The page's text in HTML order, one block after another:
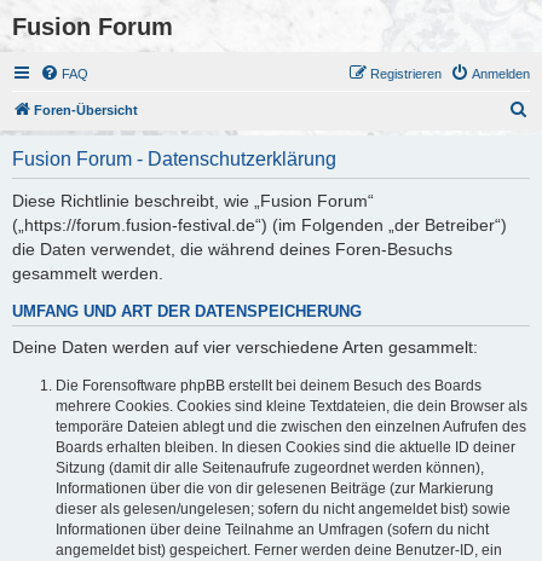
Fusion Forum
FAQ Anmelden
Registrieren
Foren-Übersicht
Fusion Forum - Datenschutzerklärung
Diese Richtlinie beschreibt, wie „Fusion Forum“
(„https://forum.fusion-festival.de“) (im Folgenden „der Betreiber“)
die Daten verwendet, die während deines Foren-Besuchs
gesammelt werden.
UMFANG UND ART DER DATENSPEICHERUNG
Deine Daten werden auf vier verschiedene Arten gesammelt:
Die Forensoftware phpBB erstellt bei deinem Besuch des Boards
mehrere Cookies. Cookies sind kleine Textdateien, die dein Browser als
temporäre Dateien ablegt und die zwischen den einzelnen Aufrufen des
Boards erhalten bleiben. In diesen Cookies sind die aktuelle ID deiner
Sitzung (damit dir alle Seitenaufrufe zugeordnet werden können),
Informationen über die von dir gelesenen Beiträge (zur Markierung
dieser als gelesen/ungelesen; sofern du nicht angemeldet bist) sowie
Informationen über deine Teilnahme an Umfragen (sofern du nicht
angemeldet bist) gespeichert. Ferner werden deine Benutzer-ID, ein